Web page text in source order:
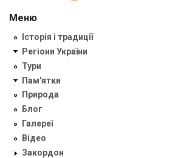
Меню
Історія і традиції
Регіони України
Тури
Пам'ятки
Природа
Блог
Галереї
Відео
Закордон